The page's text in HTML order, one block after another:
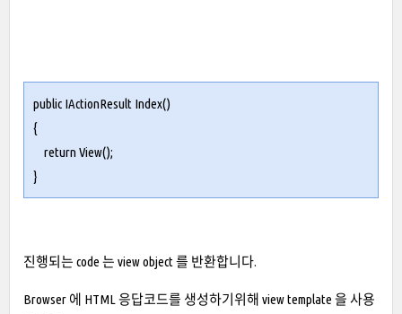
public IActionResult Index()
{
return View();
}
진행되는 code 는 view object 를 반환합니다.
Browser 에 HTML 응답코드를 생성하기위해 view template 을 사용